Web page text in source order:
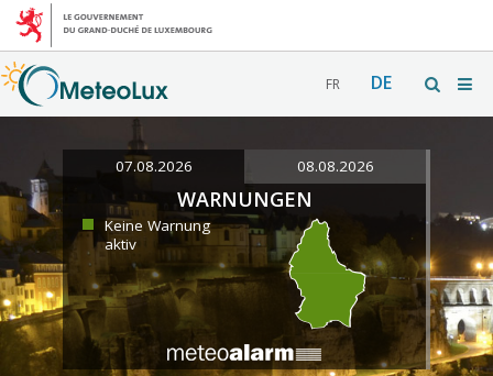
FR DE
07.08.2026 08.08.2026
WARNUNGEN
Keine Warnung
aktiv